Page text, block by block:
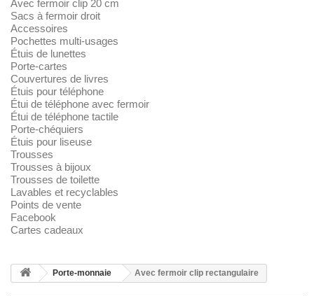
Avec fermoir clip 20 cm
Sacs à fermoir droit
Accessoires
Pochettes multi-usages
Étuis de lunettes
Porte-cartes
Couvertures de livres
Étuis pour téléphone
Étui de téléphone avec fermoir
Étui de téléphone tactile
Porte-chéquiers
Étuis pour liseuse
Trousses
Trousses à bijoux
Trousses de toilette
Lavables et recyclables
Points de vente
Facebook
Cartes cadeaux
Porte-monnaie Avec fermoir clip rectangulaire